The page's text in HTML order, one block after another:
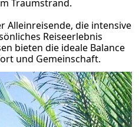
Traumstrand.
Alleinreisende, die intensive
Reiseerlebnis
bieten die ideale Balance
und Gemeinschaft.